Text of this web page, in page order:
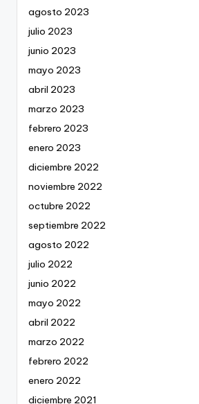
agosto 2023
julio 2023
junio 2023
mayo 2023
abril 2023
marzo 2023
febrero 2023
enero 2023
diciembre 2022
noviembre 2022
octubre 2022
septiembre 2022
agosto 2022
julio 2022
junio 2022
mayo 2022
abril 2022
marzo 2022
febrero 2022
enero 2022
diciembre 2021